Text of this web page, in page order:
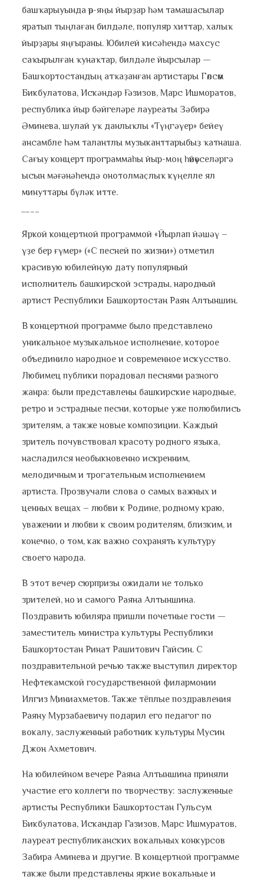
башҡарыуында өр-яңы йырҙар һәм тамашасылар
яратып тыңлаған билдәле, популяр хиттар, халыҡ
йырҙары яңғыраны. Юбилей кисәһендә махсус
саҡырылған ҡунаҡтар, билдәле йырсылар —
Башҡортостандың атҡаҙанған артистары Гөлсөм
Бикбулатова, Искәндәр Ғәзизов, Марс Ишморатов,
республика йыр бәйгеләре лауреаты Зәбирә
Әминева, шулай уҡ данлыҡлы «Түңгәүер» бейеү
ансамбле һәм талантлы музыканттарыбыҙ ҡатнаша.
Сағыу концерт программаһы йыр-моң һөйөүселәргә
ысын мәғәнәһендә онотолмаҫлыҡ күңелле ял
минуттары бүләк итте.
Яркой концертной программой «Йырлап йәшәү –
үҙе бер ғүмер» («С песней по жизни») отметил
красивую юбилейную дату популярный
исполнитель башкирской эстрады, народный
артист Республики Башкортостан Раян Алтыншин.
В концертной программе было представлено
уникальное музыкальное исполнение, которое
объединило народное и современное искусство.
Любимец публики порадовал песнями разного
жанра: были представлены башкирские народные,
ретро и эстрадные песни, которые уже полюбились
зрителям, а также новые композиции. Каждый
зритель почувствовал красоту родного языка,
насладился необыкновенно искренним,
мелодичным и трогательным исполнением
артиста. Прозвучали слова о самых важных и
ценных вещах – любви к Родине, родному краю,
уважении и любви к своим родителям, близким, и
конечно, о том, как важно сохранять культуру
своего народа.
В этот вечер сюрпризы ожидали не только
зрителей, но и самого Раяна Алтыншина.
Поздравить юбиляра пришли почетные гости —
заместитель министра культуры Республики
Башкортостан Ринат Рашитович Гайсин. С
поздравительной речью также выступил директор
Нефтекамской государственной филармонии
Илгиз Миниахметов. Также тёплые поздравления
Раяну Мурзабаевичу подарил его педагог по
вокалу, заслуженный работник культуры Мусин
Джон Ахметович.
На юбилейном вечере Раяна Алтыншина приняли
участие его коллеги по творчеству: заслуженные
артисты Республики Башкортостан Гульсум
Бикбулатова, Искандар Газизов, Марс Ишмуратов,
лауреат республиканских вокальных конкурсов
Забира Аминева и другие. В концертной программе
также были представлены яркие вокальные и